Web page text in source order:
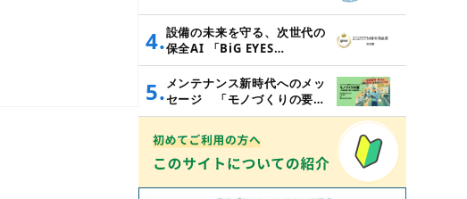
4.設備の未来を守る、次世代の
保全AI 「BiG EYES
MM」 （2025年度TPM
優秀商品賞 実効賞受賞）
5.メンテナンス新時代へのメッ
セージ 「モノづくりの要
～設備管理・保全と価値創造
～」